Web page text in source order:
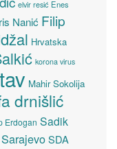
elvir resić Enes
Nanić Filip
Hrvatska
korona virus
Mahir Sokolija
drnišlić
Erdogan Sadik
SarajevoSDA